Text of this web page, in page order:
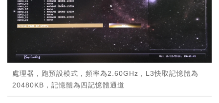
處理器，跑預設模式，頻率為2.60GHz，L3快取記憶體為
20480KB，記憶體為四記憶體通道